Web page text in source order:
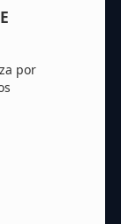
por